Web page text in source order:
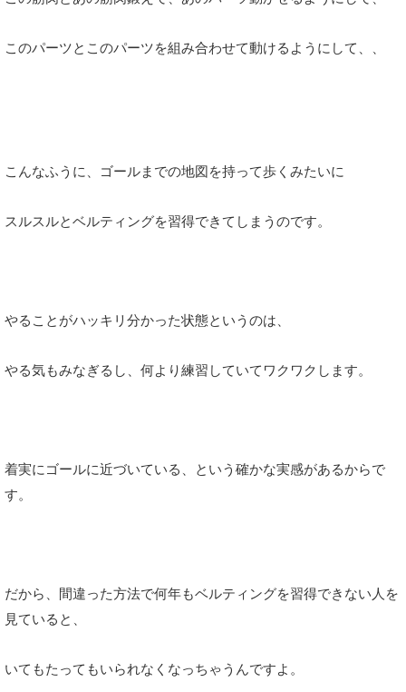
このパーツとこのパーツを組み合わせて動けるようにして、、
こんなふうに、ゴールまでの地図を持って歩くみたいに
スルスルとベルティングを習得できてしまうのです。
やることがハッキリ分かった状態というのは、
やる気もみなぎるし、何より練習していてワクワクします。
着実にゴールに近づいている、という確かな実感があるからで
す。
だから、間違った方法で何年もベルティングを習得できない人を
見ていると、
いてもたってもいられなくなっちゃうんですよ。